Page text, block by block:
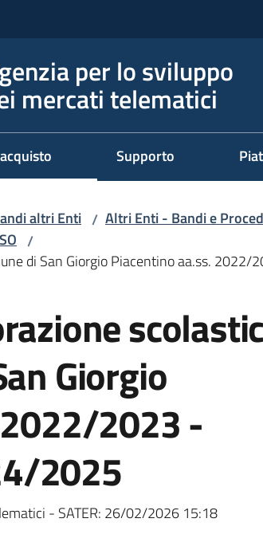
per lo sviluppo
mercati telematici
Supporto
altri Enti / Altri Enti - Bandi e
/
di San Giorgio Piacentino aa.ss.
Giorgio
2023 -
2025
- SATER: 26/02/2026 15:18